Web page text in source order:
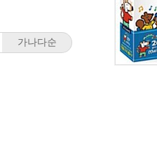
가나다순